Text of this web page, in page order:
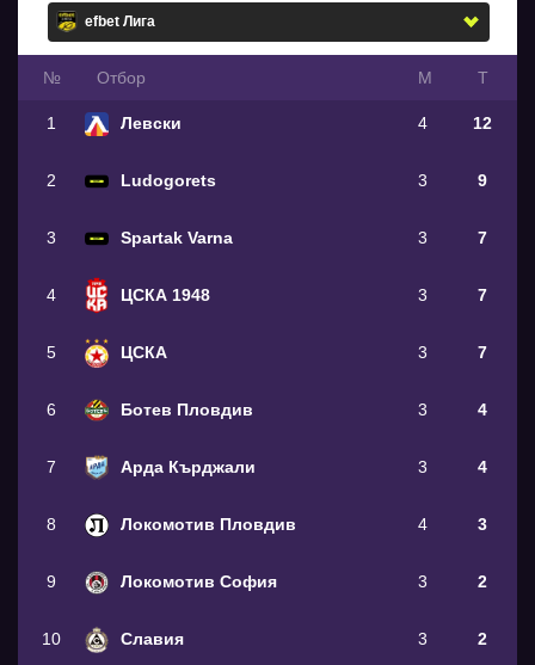
№ Oтбор М Т
1 Левски 4 12
2 Ludogorets 3 9
3 Spartak Varna 3 7
4 ЦСКА 1948 3 7
5 ЦСКА 3 7
6 Ботев Пловдив 3 4
7 Арда Кърджали 3 4
8 Локомотив Пловдив 4 3
9 Локомотив София 3 2
10 Славия 3 2